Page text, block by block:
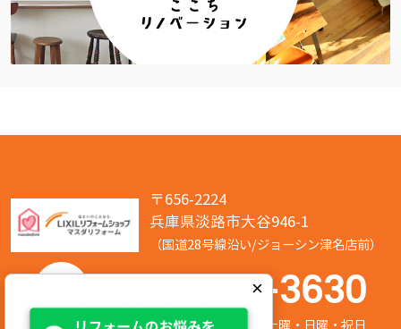
〒656-2224
兵庫県淡路市大谷946-1
（国道28号線沿い/ジョーシン津名店前）
050-7586-3630
営業時間:8:00～17:00 定休日:第2/第4土曜・日曜・祝日
×